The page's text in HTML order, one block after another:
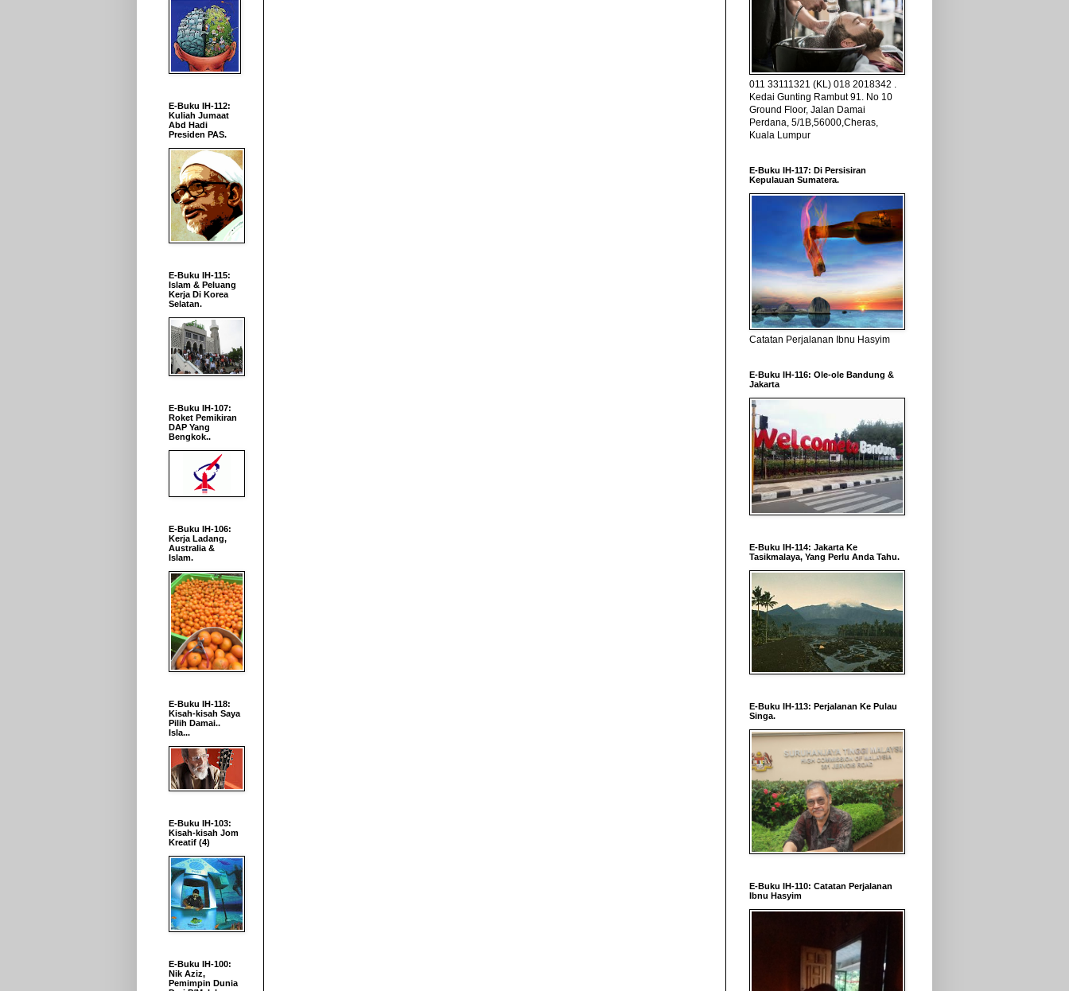
E-Buku IH-112:
Kuliah Jumaat
Abd Hadi
Presiden PAS.
E-Buku IH-115:
Islam & Peluang
Kerja Di Korea
Selatan.
E-Buku IH-107:
Roket Pemikiran
DAP Yang
Bengkok..
E-Buku IH-106:
Kerja Ladang,
Australia &
Islam.
E-Buku IH-118:
Kisah-kisah Saya
Pilih Damai..
Isla...
E-Buku IH-103:
Kisah-kisah Jom
Kreatif (4)
E-Buku IH-100:
Nik Aziz,
Pemimpin Dunia
011 33111321 (KL) 018 2018342 .
Kedai Gunting Rambut 91. No 10
Ground Floor, Jalan Damai
Perdana, 5/1B,56000,Cheras,
Kuala Lumpur
E-Buku IH-117: Di Persisiran
Kepulauan Sumatera.
Catatan Perjalanan Ibnu Hasyim
E-Buku IH-116: Ole-ole Bandung &
Jakarta
E-Buku IH-114: Jakarta Ke
Tasikmalaya, Yang Perlu Anda Tahu.
E-Buku IH-113: Perjalanan Ke Pulau
Singa.
E-Buku IH-110: Catatan Perjalanan
Ibnu Hasyim